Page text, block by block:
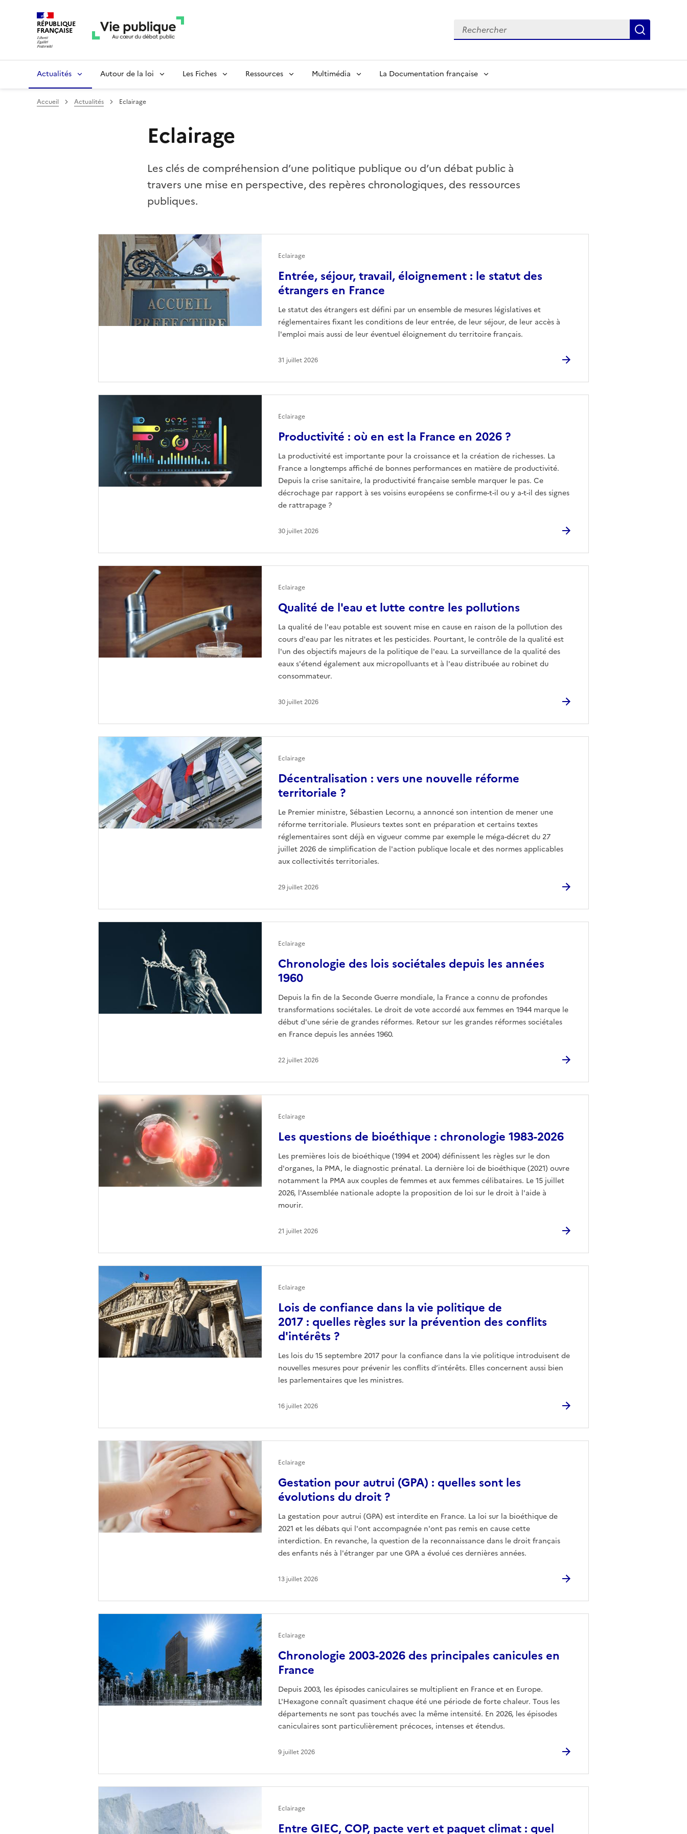
RÉPUBLIQUE
FRANÇAISE Recherche
Actualités Autour de la loi Les Fiches Ressources Multimédia La Documentation française
Accueil Actualités Eclairage
Eclairage
Les clés de compréhension d’une politique publique ou d’un débat public à
travers une mise en perspective, des repères chronologiques, des ressources
publiques.
Entrée, séjour, travail, éloignement : le statut des
étrangers en France
Le statut des étrangers est défini par un ensemble de mesures législatives et
réglementaires fixant les conditions de leur entrée, de leur séjour, de leur accès à
l'emploi mais aussi de leur éventuel éloignement du territoire français.
Eclairage
31 juillet 2026
Productivité : où en est la France en 2026 ?
La productivité est importante pour la croissance et la création de richesses. La
France a longtemps affiché de bonnes performances en matière de productivité.
Depuis la crise sanitaire, la productivité française semble marquer le pas. Ce
décrochage par rapport à ses voisins européens se confirme-t-il ou y a-t-il des signes
de rattrapage ?
Eclairage
30 juillet 2026
Qualité de l'eau et lutte contre les pollutions
La qualité de l'eau potable est souvent mise en cause en raison de la pollution des
cours d'eau par les nitrates et les pesticides. Pourtant, le contrôle de la qualité est
l'un des objectifs majeurs de la politique de l'eau. La surveillance de la qualité des
eaux s'étend également aux micropolluants et à l'eau distribuée au robinet du
consommateur.
Eclairage
30 juillet 2026
Décentralisation : vers une nouvelle réforme
territoriale ?
Le Premier ministre, Sébastien Lecornu, a annoncé son intention de mener une
réforme territoriale. Plusieurs textes sont en préparation et certains textes
réglementaires sont déjà en vigueur comme par exemple le méga-décret du 27
juillet 2026 de simplification de l'action publique locale et des normes applicables
aux collectivités territoriales.
Eclairage
29 juillet 2026
Chronologie des lois sociétales depuis les années
1960
Depuis la fin de la Seconde Guerre mondiale, la France a connu de profondes
transformations sociétales. Le droit de vote accordé aux femmes en 1944 marque le
début d'une série de grandes réformes. Retour sur les grandes réformes sociétales
en France depuis les années 1960.
Eclairage
22 juillet 2026
Les questions de bioéthique : chronologie 1983-2026
Les premières lois de bioéthique (1994 et 2004) définissent les règles sur le don
d'organes, la PMA, le diagnostic prénatal. La dernière loi de bioéthique (2021) ouvre
notamment la PMA aux couples de femmes et aux femmes célibataires. Le 15 juillet
2026, l'Assemblée nationale adopte la proposition de loi sur le droit à l'aide à
mourir.
Eclairage
21 juillet 2026
Lois de confiance dans la vie politique de
2017 : quelles règles sur la prévention des conflits
d'intérêts ?
Les lois du 15 septembre 2017 pour la confiance dans la vie politique introduisent de
nouvelles mesures pour prévenir les conflits d’intérêts. Elles concernent aussi bien
les parlementaires que les ministres.
Eclairage
16 juillet 2026
Gestation pour autrui (GPA) : quelles sont les
évolutions du droit ?
La gestation pour autrui (GPA) est interdite en France. La loi sur la bioéthique de
2021 et les débats qui l'ont accompagnée n'ont pas remis en cause cette
interdiction. En revanche, la question de la reconnaissance dans le droit français
des enfants nés à l'étranger par une GPA a évolué ces dernières années.
Eclairage
13 juillet 2026
Chronologie 2003-2026 des principales canicules en
France
Depuis 2003, les épisodes caniculaires se multiplient en France et en Europe.
L'Hexagone connaît quasiment chaque été une période de forte chaleur. Tous les
départements ne sont pas touchés avec la même intensité. En 2026, les épisodes
caniculaires sont particulièrement précoces, intenses et étendus.
Eclairage
9 juillet 2026
Entre GIEC, COP, pacte vert et paquet climat : quel
Eclairage